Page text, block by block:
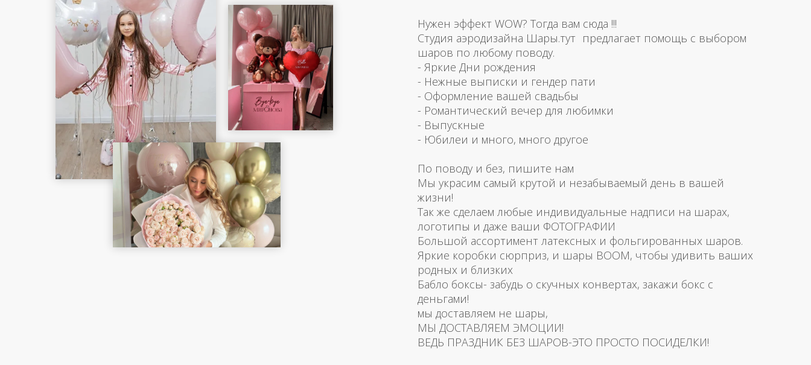
Нужен эффект WOW? Тогда вам сюда !!!
Студия аэродизайна Шары.тут предлагает помощь с выбором
шаров по любому поводу.
- Яркие Дни рождения
- Нежные выписки и гендер пати
- Оформление вашей свадьбы
- Романтический вечер для любимки
- Выпускные
- Юбилеи и много, много другое
По поводу и без, пишите нам
Мы украсим самый крутой и незабываемый день в вашей
жизни!
Так же сделаем любые индивидуальные надписи на шарах,
логотипы и даже ваши ФОТОГРАФИИ
Большой ассортимент латексных и фольгированных шаров.
Яркие коробки сюрприз, и шары BOOM, чтобы удивить ваших
родных и близких
Бабло боксы- забудь о скучных конвертах, закажи бокс с
деньгами!
мы доставляем не шары,
МЫ ДОСТАВЛЯЕМ ЭМОЦИИ!
ВЕДЬ ПРАЗДНИК БЕЗ ШАРОВ-ЭТО ПРОСТО ПОСИДЕЛКИ!